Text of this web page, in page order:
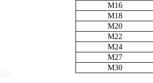
M16
M18
M20
M22
M24
M27
M30